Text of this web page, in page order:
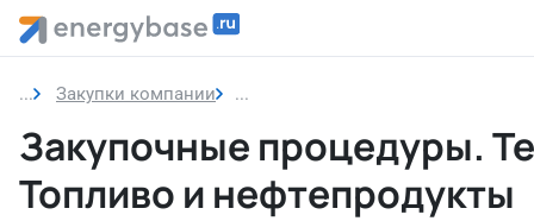
Закупки компании Топливо и нефтепродукты
Закупочные процедуры.
Топливо и нефтепродукты